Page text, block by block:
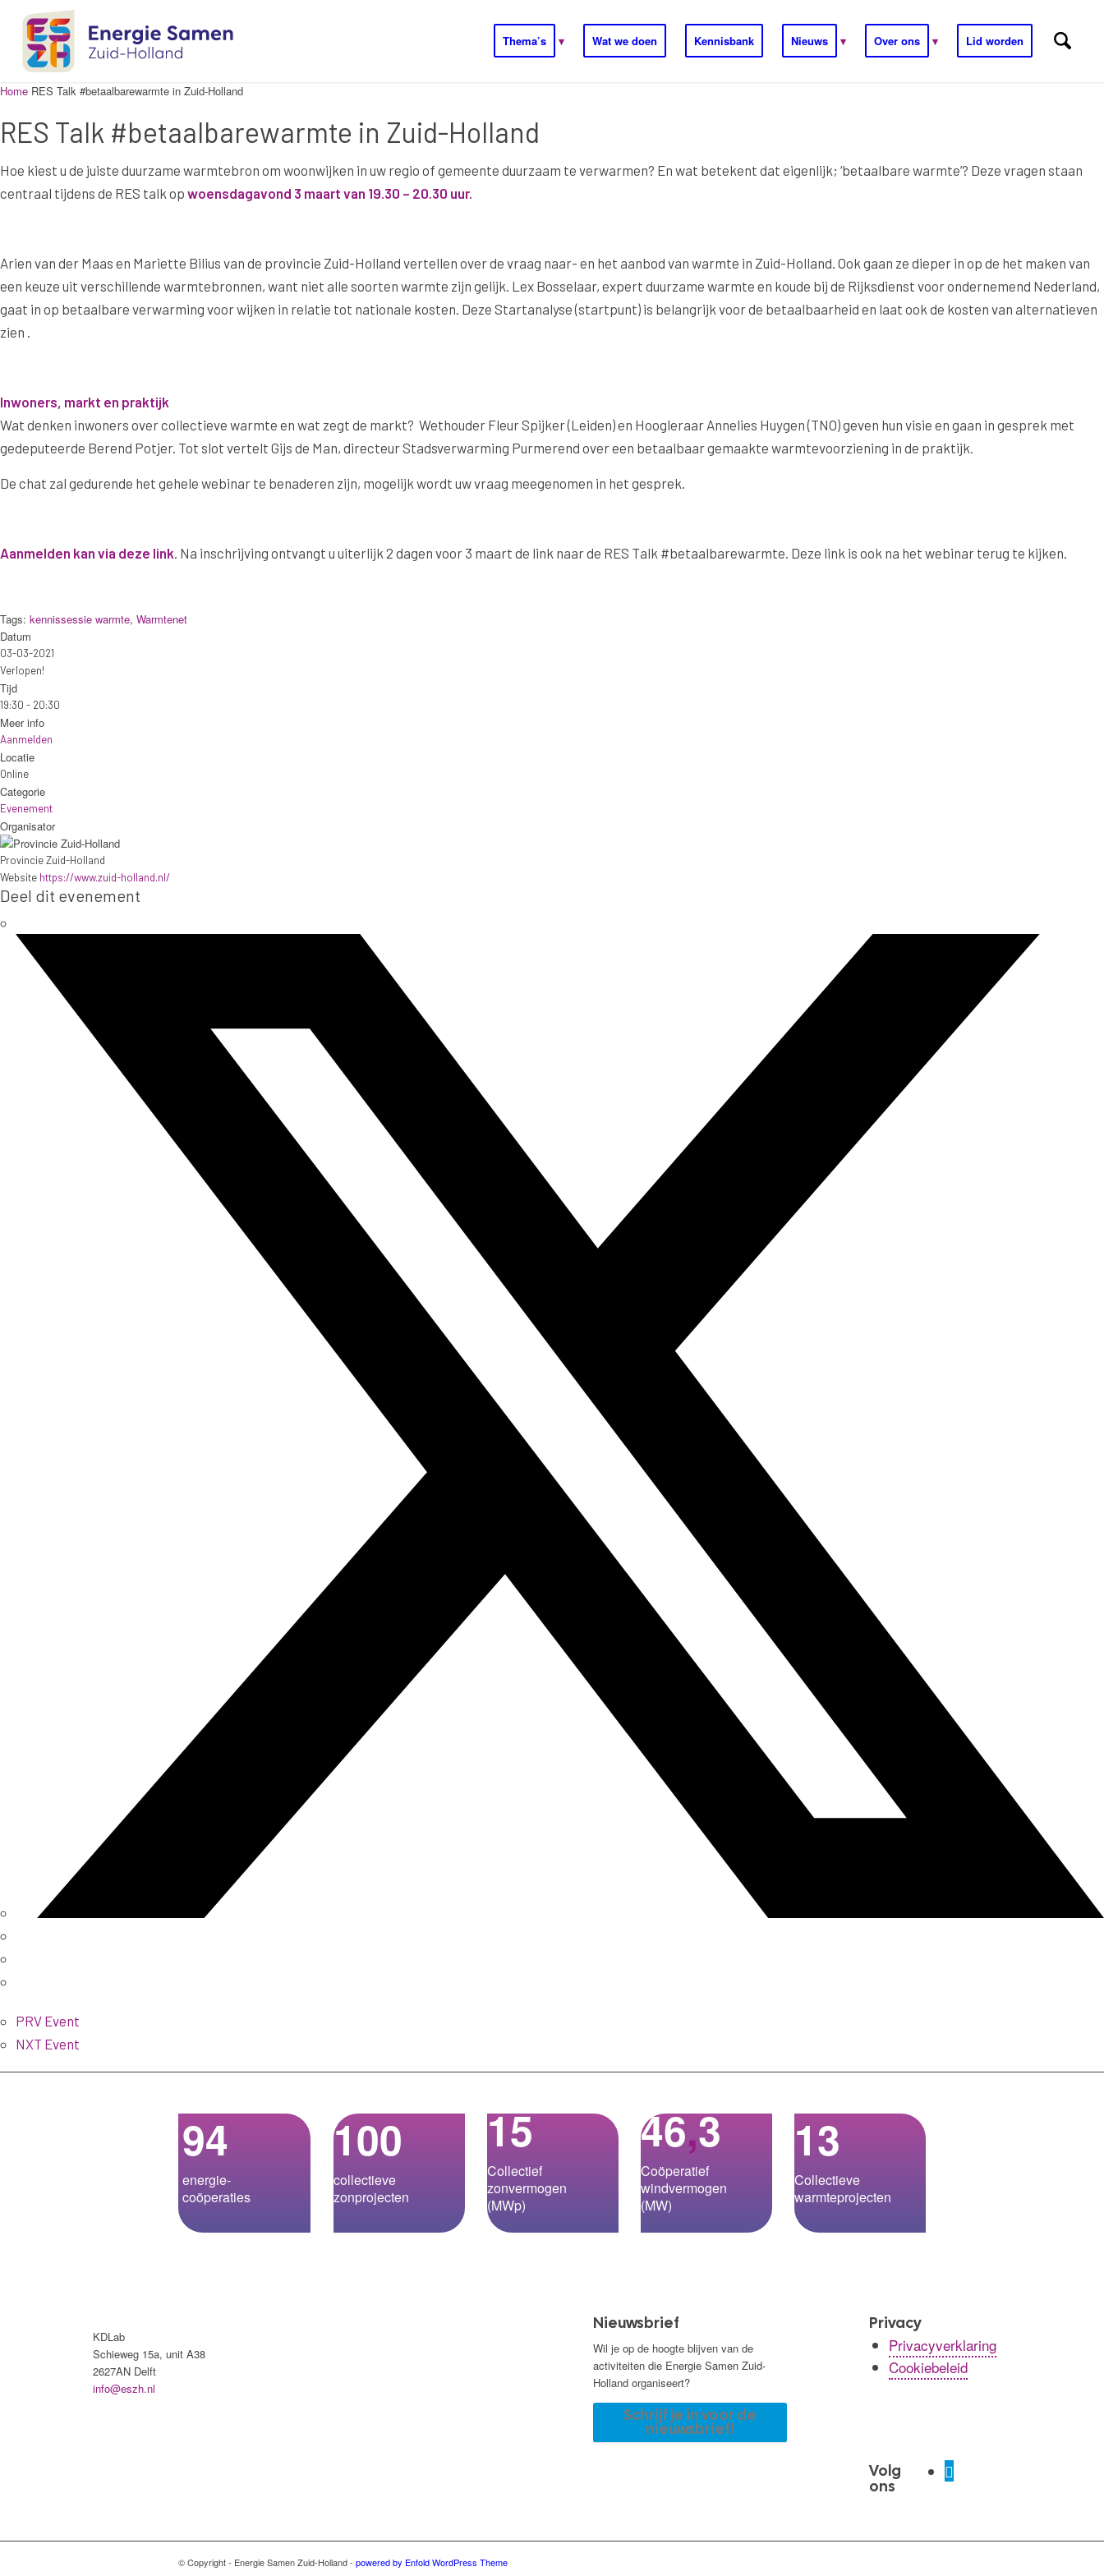
Thema’s Wat we doen Kennisbank Nieuws Over ons Lid worden
Home RES Talk #betaalbare­warmte in Zuid-Holland
RES Talk #betaalbare­warmte in Zuid-Holland
Hoe kiest u de juiste duurzame warmtebron om woonwijken in uw regio of gemeente duurzaam te verwarmen? En wat betekent dat eigenlijk; ‘betaalbare warmte’? Deze vragen staan
centraal tijdens de RES talk op woensdagavond 3 maart van 19.30 – 20.30 uur.
Arien van der Maas en Mariette Bilius van de provincie Zuid-Holland vertellen over de vraag naar- en het aanbod van warmte in Zuid-Holland. Ook gaan ze dieper in op de het maken van
een keuze uit verschillende warmtebronnen, want niet alle soorten warmte zijn gelijk. Lex Bosselaar, expert duurzame warmte en koude bij de Rijksdienst voor ondernemend Nederland,
gaat in op betaalbare verwarming voor wijken in relatie tot nationale kosten. Deze Startanalyse (startpunt) is belangrijk voor de betaalbaarheid en laat ook de kosten van alternatieven
zien .
Inwoners, markt en praktijk
Wat denken inwoners over collectieve warmte en wat zegt de markt? Wethouder Fleur Spijker (Leiden) en Hoogleraar Annelies Huygen (TNO) geven hun visie en gaan in gesprek met
gedeputeerde Berend Potjer. Tot slot vertelt Gijs de Man, directeur Stadsverwarming Purmerend over een betaalbaar gemaakte warmtevoorziening in de praktijk.
De chat zal gedurende het gehele webinar te benaderen zijn, mogelijk wordt uw vraag meegenomen in het gesprek.
Aanmelden kan via deze link . Na inschrijving ontvangt u uiterlijk 2 dagen voor 3 maart de link naar de RES Talk #betaalbarewarmte. Deze link is ook na het webinar terug te kijken.
Tags: kennissessie warmte, Warmtenet
Datum
03-03-2021
Verlopen!
Tijd
19:30 - 20:30
Meer info
Aanmelden
Locatie
Online
Categorie
Evenement
Organisator
Provincie Zuid-Holland
Website https://www.zuid-holland.nl/
Deel dit evenement
PRV Event
NXT Event
94
energie­-
coöperaties
100
collectieve
zonprojecten
15
Collectief
zonvermogen
(MWp)
46,3
Coöperatief
windvermogen
(MW)
13
Collectieve
warmteprojecten
KDLab
Schieweg 15a, unit A38
2627AN Delft
info@eszh.nl
Nieuwsbrief
Wil je op de hoogte blijven van de
activiteiten die Energie Samen Zuid-
Holland organiseert?
Schrijf je in voor de
nieuwsbrief!
Privacy
Privacyverklaring
Cookiebeleid
Volg
ons
© Copyright - Energie Samen Zuid-Holland - powered by Enfold WordPress Theme